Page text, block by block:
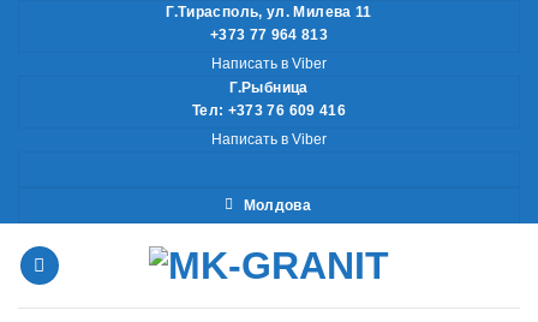
Г.Тирасполь, ул. Милева 11
+373 77 964 813
Написать в Viber
Г.Рыбница
Тел: +373 76 609 416
Написать в Viber
Молдова